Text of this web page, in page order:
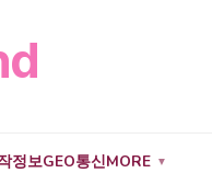
정보GEO통신MORE ▼